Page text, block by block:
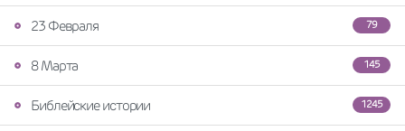
79
23 Февраля
145
8 Марта
1245
Библейские истории